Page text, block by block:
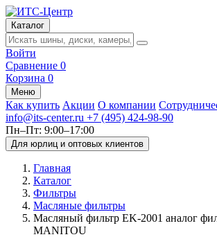
Каталог
Войти
Сравнение 0
Корзина 0
Меню
Как купить Акции О компании
info@its-center.ru +7 (495) 424-98-90
Пн–Пт: 9:00–17:00
Для юрлиц и оптовых клиентов
Главная
Каталог
Фильтры
Масляные фильтры
Масляный фильтр EK-2001 аналог
MANITOU